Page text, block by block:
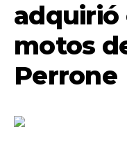
adquirió
motos
Perrone